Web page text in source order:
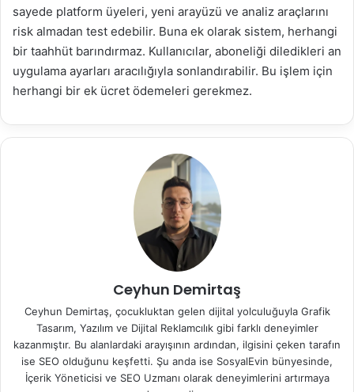
sayede platform üyeleri, yeni arayüzü ve analiz araçlarını
risk almadan test edebilir. Buna ek olarak sistem, herhangi
bir taahhüt barındırmaz. Kullanıcılar, aboneliği diledikleri an
uygulama ayarları aracılığıyla sonlandırabilir. Bu işlem için
herhangi bir ek ücret ödemeleri gerekmez.
Ceyhun Demirtaş
Ceyhun Demirtaş, çocukluktan gelen dijital yolculuğuyla Grafik
Tasarım, Yazılım ve Dijital Reklamcılık gibi farklı deneyimler
kazanmıştır. Bu alanlardaki arayışının ardından, ilgisini çeken tarafın
ise SEO olduğunu keşfetti. Şu anda ise SosyalEvin bünyesinde,
İçerik Yöneticisi ve SEO Uzmanı olarak deneyimlerini artırmaya